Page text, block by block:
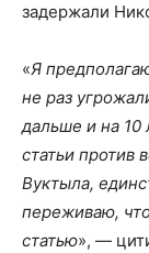
задержали
«Я
не раз
дальше и на 10
статьи против
Вуктыла,
переживаю,
статью», —